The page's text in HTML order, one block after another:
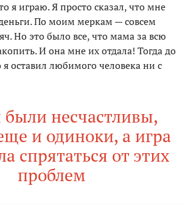
я играю. Я просто сказал, что мне
По моим меркам — совсем
Но это было все, что мама за всю
И она мне их отдала! Тогда до
оставил любимого человека ни с
несчастливы,
и одиноки, а игра
спрятаться от этих
проблем